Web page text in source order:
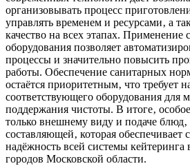
организовывать процесс
управлять временем и ресурсами‚ а
качество на всех этапах. Применение
оборудования позволяет
процессы и значительно повысить
работы. Обеспечение санитарных
остаётся приоритетным‚ что требует
соответствующего оборудования для
поддержания чистоты. В итоге‚
только внешнему виду и подаче блюд‚
составляющей‚ которая обеспечивает
надёжность всей системы
городов Московской области.